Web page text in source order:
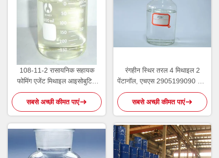
108-11-2 रासायनिक सहायक
फोमिंग एजेंट मिथाइल आइसोबुटिल
कारबिनोल MIBC
सबसे अच्छी कीमत पाएं
रंगहीन स्थिर तरल 4 मिथाइल 2
पेंटानॉल, एचएस 2905199090 1 3
डाइमिथाइलबुटानॉल
सबसे अच्छी कीमत पाएं